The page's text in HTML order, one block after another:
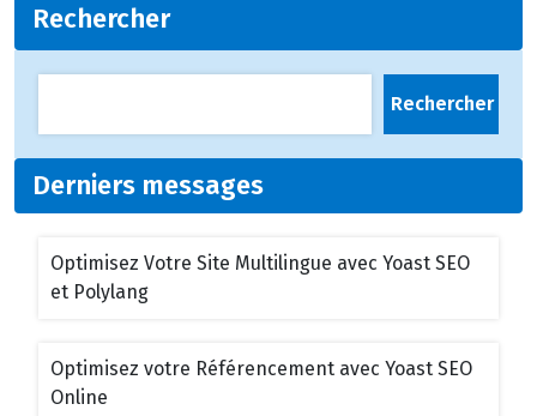
Rechercher
Rechercher
Derniers messages
Optimisez Votre Site Multilingue avec Yoast SEO
et Polylang
Optimisez votre Référencement avec Yoast SEO
Online